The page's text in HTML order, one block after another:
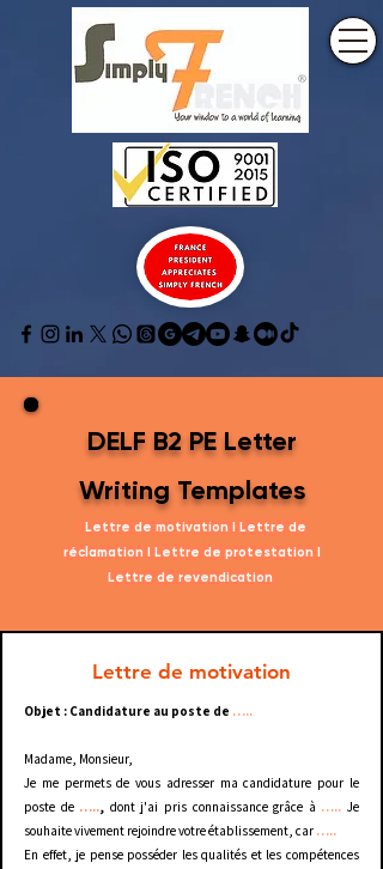
DELF B2 PE Letter
Writing Templates
Lettre de motivation I Lettre de
réclamation I Lettre de protestation I
Lettre de revendication
Lettre de motivation
Objet : Candidature au poste de …..
Madame, Monsieur,
Je me permets de vous adresser ma candidature pour le
poste de ….., dont j'ai pris connaissance grâce à ….. Je
souhaite vivement rejoindre votre établissement, car …..
En effet, je pense posséder les qualités et les compétences